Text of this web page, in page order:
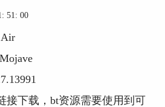
51: 00
接下载，bt资源需要使用到可